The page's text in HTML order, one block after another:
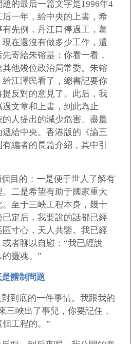
的最后一篇文字是1996年4
一年，給中央的上書，希
先例，丹江口停過工，葛
在還沒有做多少工作，還
寄給朱镕基：你看一看，
他幾位政治局常委。朱镕
江澤民看了，總書記要你
反對的意見了。此后，我
文章和上書，到此為止
人提出的減少危害、盡量
給中央。香港版的《論三
編者的長篇介紹，其中引
目的：一是便于世人了解有
二是希望有助于國家重大
至于三峽工程本身，幾十
定后，我要說的話都已經
寸心，天人共鑒。我已經
者聊以自慰：“我已經說
靈魂。”
體制問題
到底的一件事情。我跟我的
三峽出了事兒，你要記住，
工程的。”